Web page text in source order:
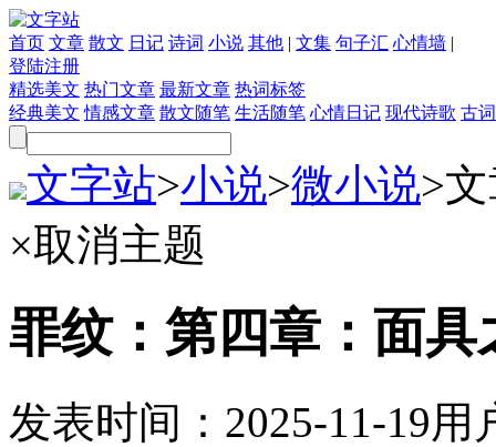
首页 文章 散文 日记 诗词 小说 其他 | 文集 句子汇 心情墙 |
登陆注册
精选美文 热门文章 最新文章 热词标签
经典美文 情感文章 散文随笔 生活随笔 心情日记 现代诗歌 古
文字站>小说>微小说>
×取消主题
罪纹：第四章：面具
发表时间： 2025-11-19用